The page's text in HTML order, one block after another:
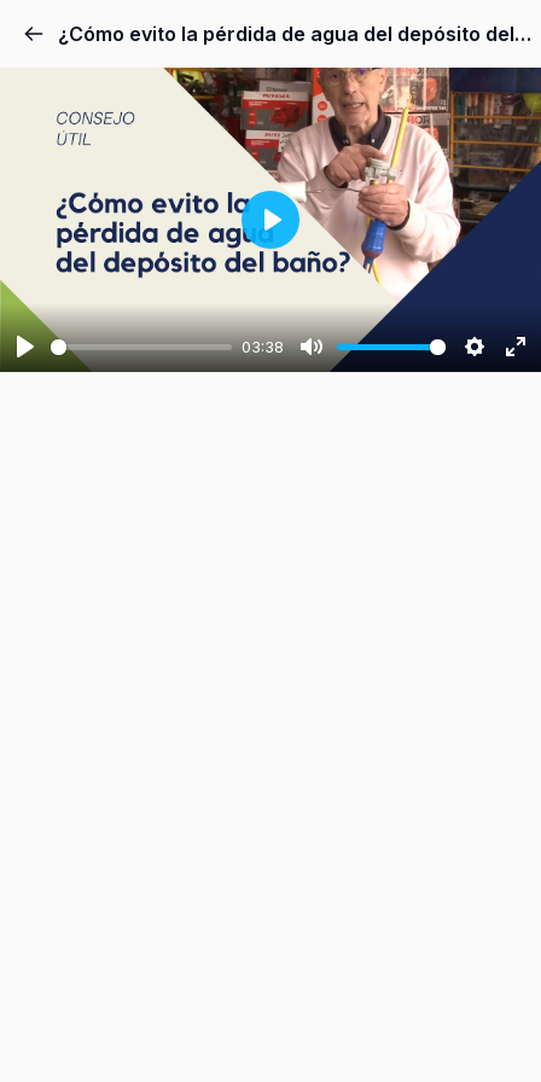
¿Cómo evito la pérdida de agua del depósito del baño?
Play
03:38
Mute
Play